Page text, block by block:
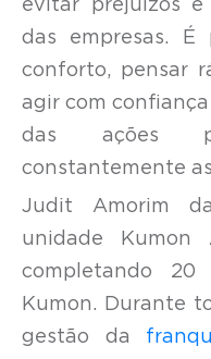
evitar prejuízos e
das empresas.
conforto, pensar
agir com
das ações
constantemente
Judit Amorim
unidade Kumon
completando 20
Kumon. Durante
gestão da